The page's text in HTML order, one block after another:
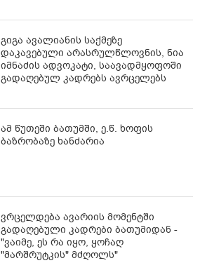
გიგა ავალიანის საქმეზე
დაკავებული არასრულწლოვნის, ნია
იმნაძის ადვოკატი, საავადმყოფოში
გადაღებულ კადრებს ავრცელებს
ამ წუთეში ბათუმში, ე.წ. ხოფის
ბაზრობაზე ხანძარია
ვრცელდება ავარიის მომენტში
გადაღებული კადრები ბათუმიდან -
"ვაიმე, ეს რა იყო, ყოჩაღ
"მარშრუტკის" მძღოლს"